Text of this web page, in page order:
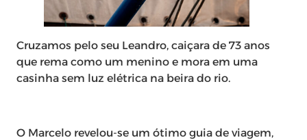
Cruzamos pelo seu Leandro, caiçara de 73 anos
que rema como um menino e mora em uma
casinha sem luz elétrica na beira do rio.
O Marcelo revelou-se um ótimo guia de viagem,